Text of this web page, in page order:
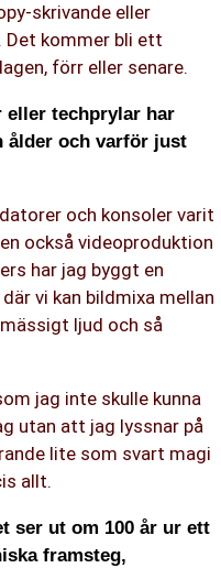
skrivande eller
Det kommer bli ett
förr eller senare.
eller techprylar har
ålder och varför just
och konsoler varit
också videoproduktion
har jag byggt en
vi kan bildmixa mellan
ljud och så
jag inte skulle kunna
utan att jag lyssnar på
lite som svart magi
allt.
ser ut om 100 år ur ett
framsteg,